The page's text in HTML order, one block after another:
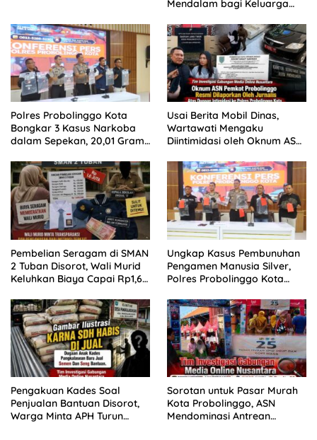
Mendalam bagi Keluarga
Polres Probolinggo Kota
Bongkar 3 Kasus Narkoba
dalam Sepekan, 20,01 Gram
Usai Berita Mobil Dinas,
Wartawati Mengaku
Diintimidasi oleh Oknum ASN
Tempuh Jalur Hukum
Pembelian Seragam di SMAN
2 Tuban Disorot, Wali Murid
Keluhkan Biaya Capai Rp1,6
Ungkap Kasus Pembunuhan
Pengamen Manusia Silver,
Polres Probolinggo Kota
Pengakuan Kades Soal
Penjualan Bantuan Disorot,
Warga Minta APH Turun
Sorotan untuk Pasar Murah
Kota Probolinggo, ASN
Mendominasi Antrean